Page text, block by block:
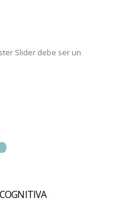
Slider debe ser un